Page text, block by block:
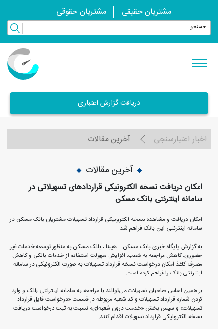
مشتریان حقیقی مشتریان حقوقی
دریافت گزارش اعتباری
اخبار اعتبارسنجی آخرین مقالات
آخرین مقالات
امکان دریافت نسخه الکترونیکی قراردادهای تسهیلاتی در
سامانه اینترنتی بانک مسکن
امکان دریافت و مشاهده نسخه الکترونیکی قرارداد تسهیلات مشتریان بانک مسکن در
سامانه اینترنتی این بانک فراهم شد.
به گزارش پایگاه خبری بانک مسکن – هیبنا ، بانک مسکن به منظور توسعه خدمات غیر
حضوری، کاهش مراجعه به شعب، افزایش سهولت استفاده از خدمات بانکی و کاهش
مصرف کاغذ امکان درخواست نسخه قرارداد تسهیلات به صورت الکترونیکی در سامانه
اینترنتی بانک را فراهم کرده است.
بر همین اساس صاحبان تسهیلات می‌توانند با مراجعه به سامانه اینترنتی بانک و وارد
کردن شماره قرارداد تسهیلات و کد شعبه مربوطه در قسمت «درخواست فایل قرارداد
تسهیلات» و سپس بخش «خدمت درون شعبه‌ای» نسبت به ثبت درخواست دریافت
نسخه الکترونیکی قرارداد تسهیلات اقدام کنند.